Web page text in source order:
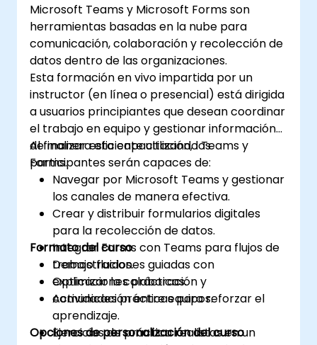
Microsoft Teams y Microsoft Forms son
herramientas basadas en la nube para
comunicación, colaboración y recolección de
datos dentro de las organizaciones.
Esta formación en vivo impartida por un
instructor (en línea o presencial) está dirigida
a usuarios principiantes que desean coordinar
el trabajo en equipo y gestionar información
de manera eficiente utilizando Teams y
Forms.
Al finalizar esta capacitación, los
participantes serán capaces de:
Navegar por Microsoft Teams y gestionar
los canales de manera efectiva.
Crear y distribuir formularios digitales
para la recolección de datos.
Integrar Forms con Teams para flujos de
trabajo fluidos.
Optimizar la colaboración y
comunicación entre equipos.
Formato del curso
Demostraciones guiadas con
explicaciones prácticas.
Actividades prácticas para reforzar el
aprendizaje.
Ejercicios de práctica realistas en un
Opciones de personalización del curso